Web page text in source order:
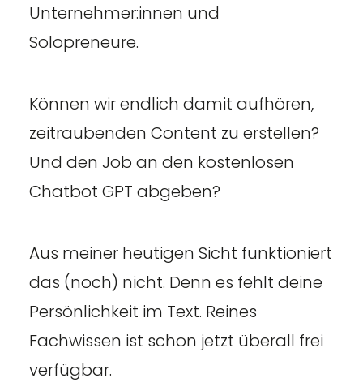
Unternehmer:innen und
Solopreneure.
Können wir endlich damit aufhören,
zeitraubenden Content zu erstellen?
Und den Job an den kostenlosen
Chatbot GPT abgeben?
Aus meiner heutigen Sicht funktioniert
das (noch) nicht. Denn es fehlt deine
Persönlichkeit im Text. Reines
Fachwissen ist schon jetzt überall frei
verfügbar.